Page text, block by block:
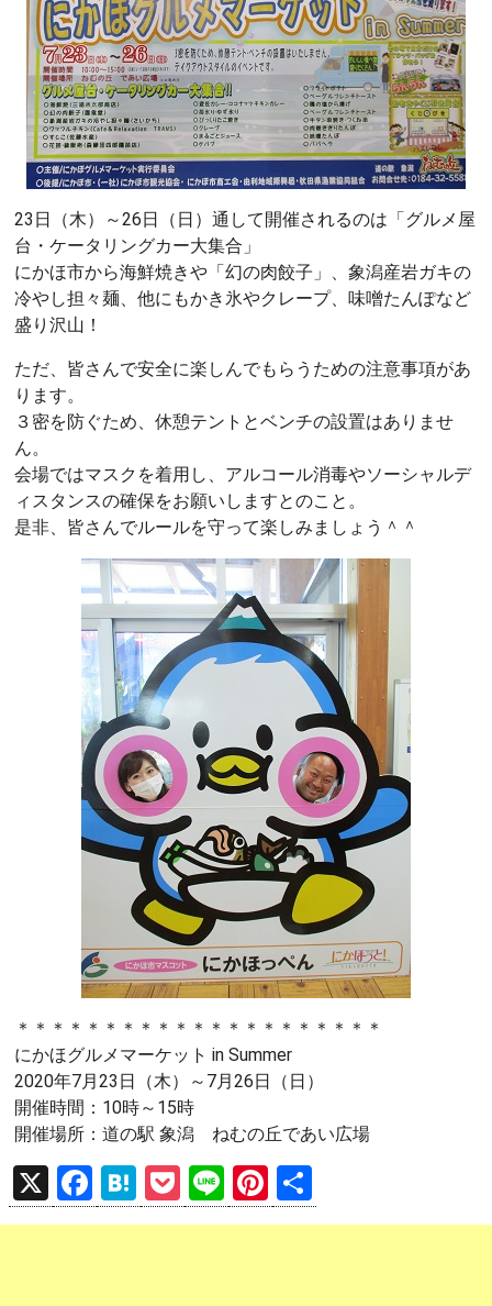
23日（木）～26日（日）通して開催されるのは「グルメ屋
台・ケータリングカー大集合」
にかほ市から海鮮焼きや「幻の肉餃子」、象潟産岩ガキの
冷やし担々麺、他にもかき氷やクレープ、味噌たんぽなど
盛り沢山！
ただ、皆さんで安全に楽しんでもらうための注意事項があ
ります。
３密を防ぐため、休憩テントとベンチの設置はありませ
ん。
会場ではマスクを着用し、アルコール消毒やソーシャルデ
ィスタンスの確保をお願いしますとのこと。
是非、皆さんでルールを守って楽しみましょう＾＾
＊＊＊＊＊＊＊＊＊＊＊＊＊＊＊＊＊＊＊＊＊
にかほグルメマーケット in Summer
2020年7月23日（木）～7月26日（日）
開催時間：10時～15時
開催場所：道の駅 象潟 ねむの丘であい広場
X
F
a
H
at
P
o
Li
n
Pi
nt 有